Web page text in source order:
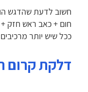
חשוב לדעת שהדגש
חום + כאב ראש חזק +
ככל שיש יותר
דלקת קרום